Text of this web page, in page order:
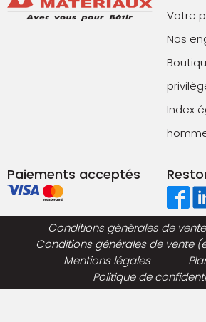
Votre
Nos
Index
Paiements acceptés
Conditions générales de
Conditions générales de vente
Mentions légales
Politique de